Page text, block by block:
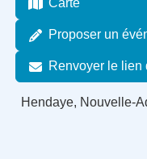
Carte
Proposer un
Renvoyer le lien
Hendaye, Nouvelle-